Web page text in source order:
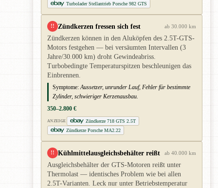
Turbolader Stellantrieb Porsche 982 GTS
!! Zündkerzen fressen sich fest ab 30.000 km
Zündkerzen können in den Aluköpfen des 2.5T-GTS-
Motors festgehen — bei versäumten Intervallen (3
Jahre/30.000 km) droht Gewindeabriss.
Turbobedingte Temperaturspitzen beschleunigen das
Einbrennen.
Symptome: Aussetzer, unrunder Lauf, Fehler für bestimmte
Zylinder, schwieriger Kerzenausbau.
350–2.800 €
ANZEIGE
Zündkerze 718 GTS 2.5T
Zündkerze Porsche MA2.22
!! Kühlmittelausgleichsbehälter reißt ab 40.000 km
Ausgleichsbehälter der GTS-Motoren reißt unter
Thermolast — identisches Problem wie bei allen
2.5T-Varianten. Leck nur unter Betriebstemperatur